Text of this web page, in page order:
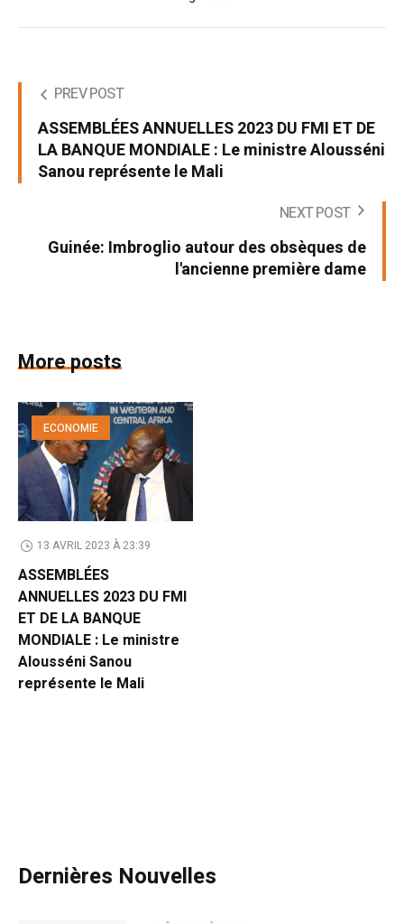
PREV POST
ASSEMBLÉES ANNUELLES 2023 DU FMI ET DE
LA BANQUE MONDIALE : Le ministre Alousséni
Sanou représente le Mali
NEXT POST
Guinée: Imbroglio autour des obsèques de
l'ancienne première dame
More posts
ECONOMIE
13 AVRIL 2023 À 23:39
ASSEMBLÉES
ANNUELLES 2023 DU FMI
ET DE LA BANQUE
MONDIALE : Le ministre
Alousséni Sanou
représente le Mali
Dernières Nouvelles